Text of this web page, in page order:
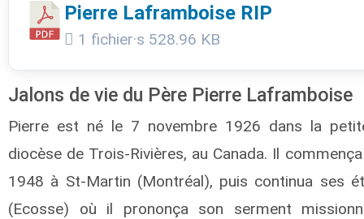
Pierre Laframboise RIP
1 fichier·s 528.96 KB
Jalons de vie du Père Pierre Laframboise
Pierre est né le 7 novembre 1926 dans la
diocèse de Trois-Rivières, au Canada. Il
1948 à St-Martin (Montréal), puis continua ses
(Ecosse) où il prononça son serment